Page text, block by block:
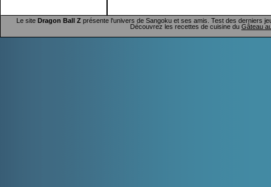
Le site Dragon Ball Zprésente l'univers de Sangoku et ses amis. Test des derniers
Découvrez les recettes de cuisine du Gâteau